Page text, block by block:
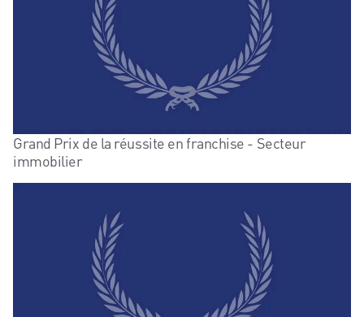
Grand Prix de la réussite en franchise - Secteur
immobilier